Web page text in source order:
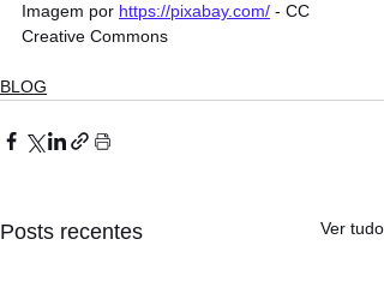
Imagem por https://pixabay.com/ - CC
Creative Commons
BLOG
Posts recentes Ver tudo